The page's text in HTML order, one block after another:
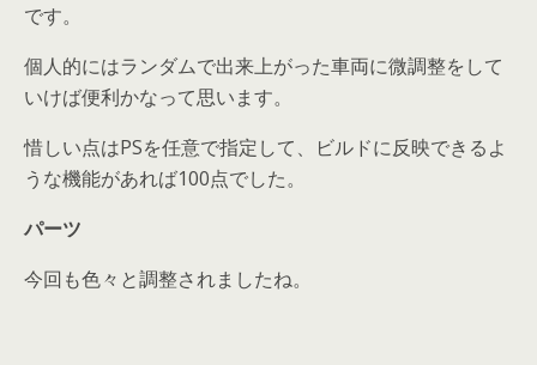
です。
個人的にはランダムで出来上がった車両に微調整をして
いけば便利かなって思います。
惜しい点はPSを任意で指定して、ビルドに反映できるよ
うな機能があれば100点でした。
パーツ
今回も色々と調整されましたね。